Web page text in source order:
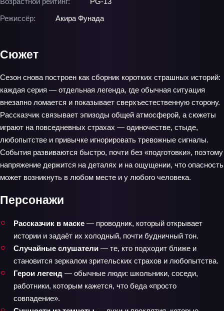
Режиссёр:
Акира Фунада
Сюжет
Сезон снова построен как сборник коротких страшных историй:
каждая серия — отдельная легенда, где обычная ситуация
внезапно ломается и показывает сверхъестественную сторону.
Рассказчик связывает эпизоды общей атмосферой, а сюжеты
играют на повседневных страхах — одиночестве, стыде,
любопытстве и привычке игнорировать тревожные сигналы.
События развиваются быстро, почти без «подготовки», поэтому
напряжение держится на деталях и на ощущении, что опасность
может возникнуть в любом месте и у любого человека.
Персонажи
Рассказчик в маске — проводник, который открывает
истории и задаёт их холодный, почти будничный тон.
Случайные слушатели — те, кто подходит ближе и
становится зеркалом зрительских страхов и любопытства.
Герои легенд — обычные люди: школьники, соседи,
работники, которым кажется, что беда «просто
совпадение».